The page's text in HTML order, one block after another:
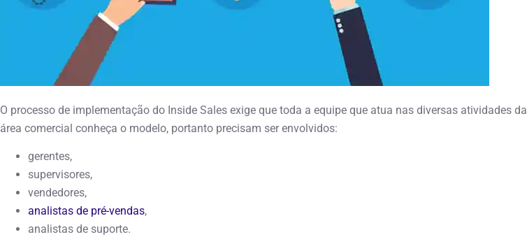
O processo de implementação do Inside Sales exige que toda a equipe que atua nas diversas atividades da
área comercial conheça o modelo, portanto precisam ser envolvidos:
gerentes,
supervisores,
vendedores,
analistas de pré-vendas,
analistas de suporte.